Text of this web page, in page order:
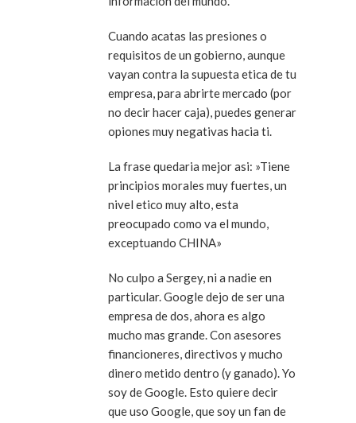
Cuando acatas las presiones o
requisitos de un gobierno, aunque
vayan contra la supuesta etica de tu
empresa, para abrirte mercado (por
no decir hacer caja), puedes generar
opiones muy negativas hacia ti.
La frase quedaria mejor asi: »Tiene
principios morales muy fuertes, un
nivel etico muy alto, esta
preocupado como va el mundo,
exceptuando CHINA»
No culpo a Sergey, ni a nadie en
particular. Google dejo de ser una
empresa de dos, ahora es algo
mucho mas grande. Con asesores
financioneres, directivos y mucho
dinero metido dentro (y ganado). Yo
soy de Google. Esto quiere decir
que uso Google, que soy un fan de